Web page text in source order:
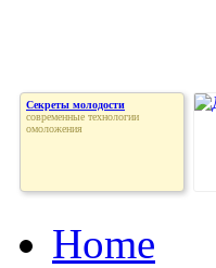
Секреты молодости
современные технологии
омоложения
Home